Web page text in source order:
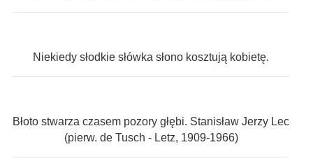
Niekiedy słodkie słówka słono kosztują kobietę.
Błoto stwarza czasem pozory głębi. Stanisław Jerzy Lec
(pierw. de Tusch - Letz, 1909-1966)